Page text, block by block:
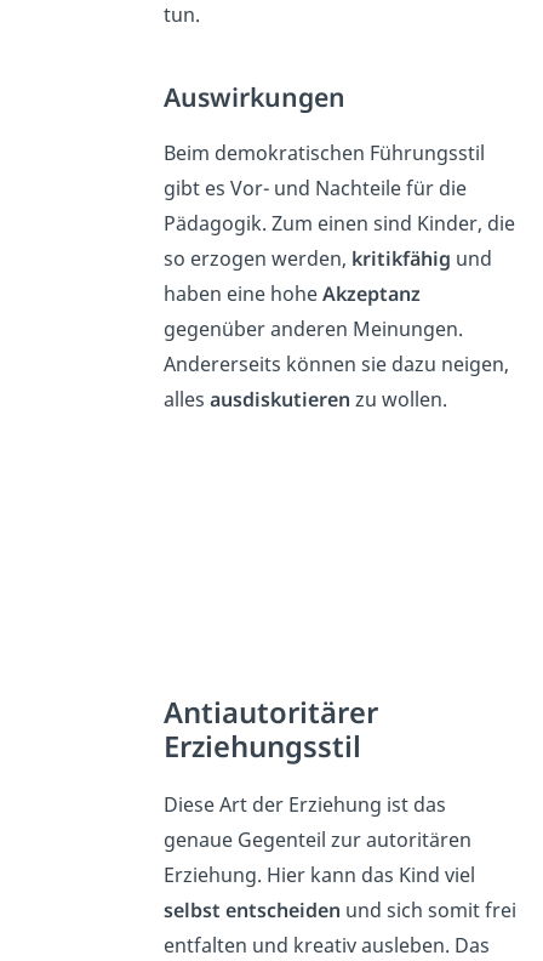
tun.
Auswirkungen
Beim demokratischen Führungsstil
gibt es Vor- und Nachteile für die
Pädagogik. Zum einen sind Kinder, die
so erzogen werden, kritikfähig und
haben eine hoheAkzeptanz
gegenüber anderen Meinungen.
Andererseits können sie dazu neigen,
alles ausdiskutieren zu wollen.
Antiautoritärer
Erziehungsstil
Diese Art der Erziehung ist das
genaue Gegenteil zur autoritären
Erziehung. Hier kann das Kind viel
selbst entscheiden und sich somit frei
entfalten und kreativ ausleben. Das